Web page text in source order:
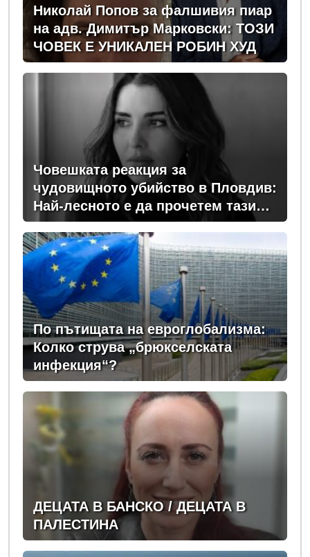
Николай Попов за фалшивия пиар
на адв. Димитър Марковски: ТОЗИ
ЧОВЕК Е УНИКАЛЕН РОБИН ХУД
Човешката реакция за
чудовищното убийство в Пловдив:
Най-лесното е да прочетем тази
история и да си кажем "Това са
психопати. Моето дете никога"
По пътищата на евроглобализма:
Колко струва „брюкселската
инфекция“?
ДЕЦАТА В БАНСКО / ДЕЦАТА В
ПАЛЕСТИНА